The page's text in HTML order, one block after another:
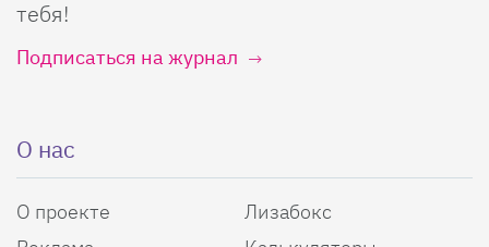
тебя!
Подписаться на журнал
О нас
О проекте
Лизабокс